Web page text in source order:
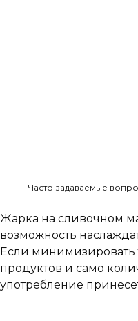
Часто задаваемые
Жарка на сливочном
возможность
Если минимизировать
продуктов и само
употребление